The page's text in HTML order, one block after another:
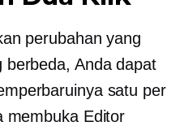
perubahan yang
Anda dapat
satu per
membuka Editor